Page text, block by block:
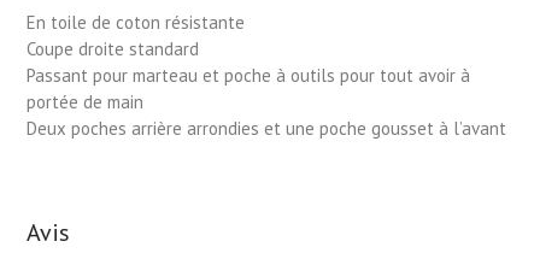
En toile de coton résistante
Coupe droite standard
Passant pour marteau et poche à outils pour tout avoir à
portée de main
Deux poches arrière arrondies et une poche gousset à l’avant
Avis